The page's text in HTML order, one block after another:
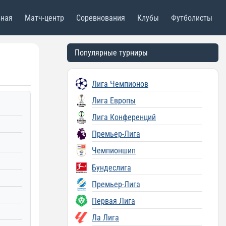
Матч-центр Соревнования Клубы Футболисты
Популярные турниры
Лига Чемпионов
Лига Европы
Лига Конференций
Премьер-Лига
Чемпионшип
Бундеслига
Премьер-Лига
Первая Лига
Ла Лига